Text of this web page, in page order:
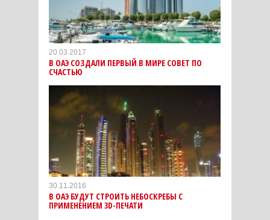
20.03.2017
В ОАЭ СОЗДАЛИ ПЕРВЫЙ В МИРЕ СОВЕТ ПО
СЧАСТЬЮ
30.11.2016
В ОАЭ БУДУТ СТРОИТЬ НЕБОСКРЕБЫ С
ПРИМЕНЕНИЕМ 3D-ПЕЧАТИ